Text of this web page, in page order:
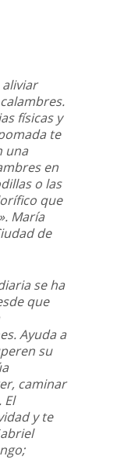
aliviar
físicas y
te
una
en
o las
que
María
de
se ha
que
Ayuda a
su
caminar
El
y te